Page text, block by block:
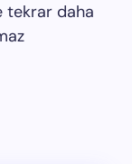
tekrar daha